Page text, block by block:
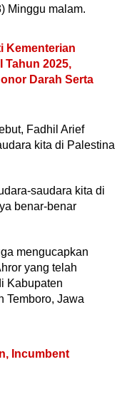
Minggu malam.
Kementerian
Tahun 2025,
Darah Serta
Fadhil Arief
kita di Palestina
saudara kita di
benar-benar
mengucapkan
yang telah
Kabupaten
Temboro, Jawa
Incumbent